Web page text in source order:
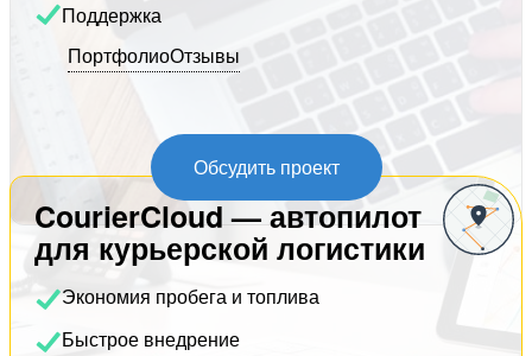
Поддержка
ПортфолиоОтзывы
Обсудить проект
CourierCloud — автопилот
для курьерской логистики
Экономия пробега и топлива
Быстрое внедрение